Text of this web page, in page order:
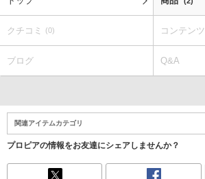
クチコミ (0) コンテンツ
ブログ Q&A
関連アイテムカテゴリ
プロピアの情報をお友達にシェアしませんか？